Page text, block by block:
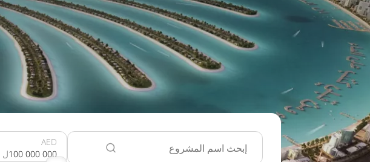
AED
ل100 000 000